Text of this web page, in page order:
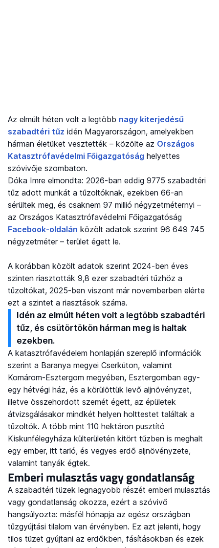
Az elmúlt héten volt a legtöbb nagy kiterjedésű
szabadtéri tűz idén Magyarországon, amelyekben
hárman életüket vesztették – közölte az Országos
Katasztrófavédelmi Főigazgatóság helyettes
szóvivője szombaton.
Dóka Imre elmondta: 2026-ban eddig 9775 szabadtéri
tűz adott munkát a tűzoltóknak, ezekben 66-an
sérültek meg, és csaknem 97 millió négyzetméternyi –
az Országos Katasztrófavédelmi Főigazgatóság
Facebook-oldalán közölt adatok szerint 96 649 745
négyzetméter – terület égett le.
A korábban közölt adatok szerint 2024-ben éves
szinten riasztották 9,8 ezer szabadtéri tűzhöz a
tűzoltókat, 2025-ben viszont már novemberben elérte
ezt a szintet a riasztások száma.
Idén az elmúlt héten volt a legtöbb szabadtéri
tűz, és csütörtökön hárman meg is haltak
ezekben.
A katasztrófavédelem honlapján szereplő információk
szerint a Baranya megyei Cserkúton, valamint
Komárom-Esztergom megyében, Esztergomban egy-
egy hétvégi ház, és a körülöttük levő aljnövényzet,
illetve összehordott szemét égett, az épületek
átvizsgálásakor mindkét helyen holttestet találtak a
tűzoltók. A több mint 110 hektáron pusztító
Kiskunfélegyháza külterületén kitört tűzben is meghalt
egy ember, itt tarló, és vegyes erdő aljnövényzete,
valamint tanyák égtek.
Emberi mulasztás vagy gondatlanság
A szabadtéri tüzek legnagyobb részét emberi mulasztás
vagy gondatlanság okozza, ezért a szóvivő
hangsúlyozta: másfél hónapja az egész országban
tűzgyújtási tilalom van érvényben. Ez azt jelenti, hogy
tilos tüzet gyújtani az erdőkben, fásításokban és ezek